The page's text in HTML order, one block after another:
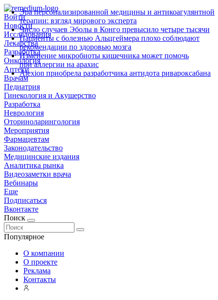
Войти
Новости
Исследования
Лекарства
Разработка
Онкология
Аптеки
Врачам
Педиатрия
Гинекология и Акушерство
Разработка
Неврология
Оториноларингология
Мероприятия
Фармацевтам
Законодательство
Медицинские издания
Аналитика рынка
Видеозаметки врача
Вебинары
Еще
Подписаться
Вконтакте
Поиск
Популярное
Эра персонализированной медицины и антикоагулянтной
терапии: взгляд мирового эксперта
Число случаев Эболы в Конго превысило четыре тысячи
Пациенты с болезнью Альцгеймера плохо соблюдают
рекомендации по здоровью мозга
Изменение микробиоты кишечника может помочь
при аллергии на арахис
Alexion приобрела разработчика антидота ривароксабана
О компании
О проекте
Реклама
Контакты